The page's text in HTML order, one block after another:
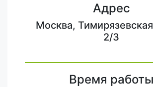
Адрес
Москва,
2/3
Время работы